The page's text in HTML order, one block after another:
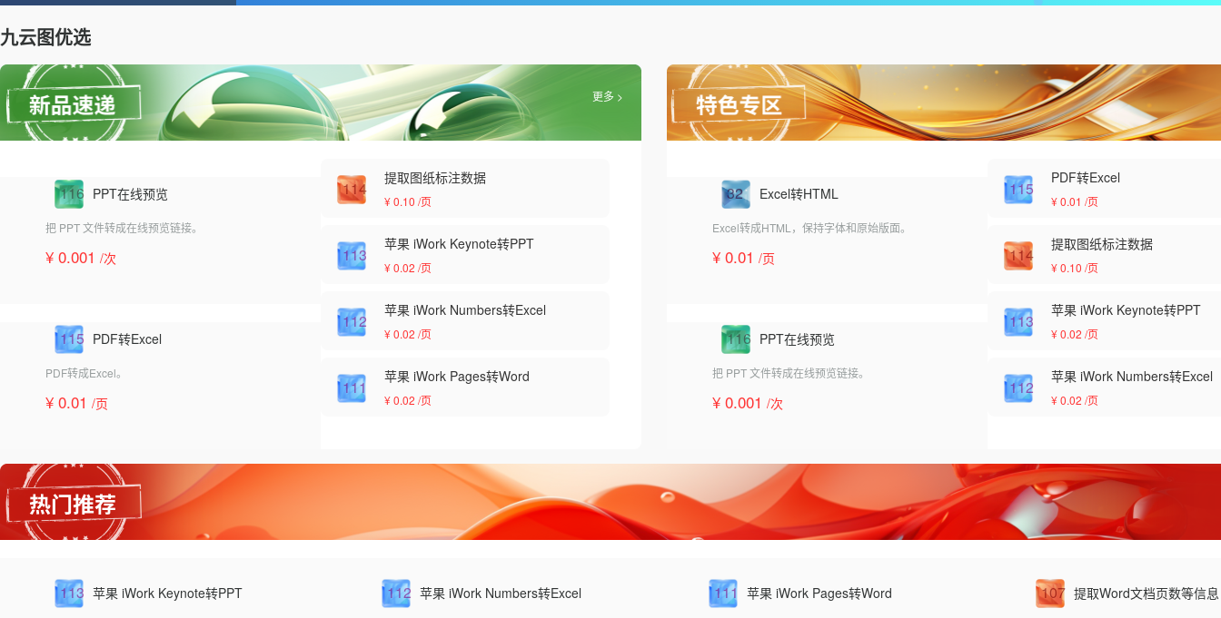
九云图优选
更多 >
116 PPT在线预览
把 PPT 文件转成在线预览链接。
¥ 0.001 /次
115 PDF转Excel
PDF转成Excel。
¥ 0.01 /页
114
提取图纸标注数据
¥ 0.10 /页
113
苹果 iWork Keynote转PPT
¥ 0.02 /页
112
苹果 iWork Numbers转Excel
¥ 0.02 /页
111
苹果 iWork Pages转Word
¥ 0.02 /页
32 Excel转HTML
Excel转成HTML，保持字体和原始版面。
¥ 0.01 /页
116 PPT在线预览
把 PPT 文件转成在线预览链接。
¥ 0.001 /次
115
PDF转Excel
¥ 0.01 /页
114
提取图纸标注数据
¥ 0.10 /页
113
苹果 iWork Keynote转PPT
¥ 0.02 /页
112
苹果 iWork Numbers转Excel
¥ 0.02 /页
113 苹果 iWork Keynote转PPT 112 苹果 iWork Numbers转Excel 111 苹果 iWork Pages转Word 107 提取Word文档页数等信息